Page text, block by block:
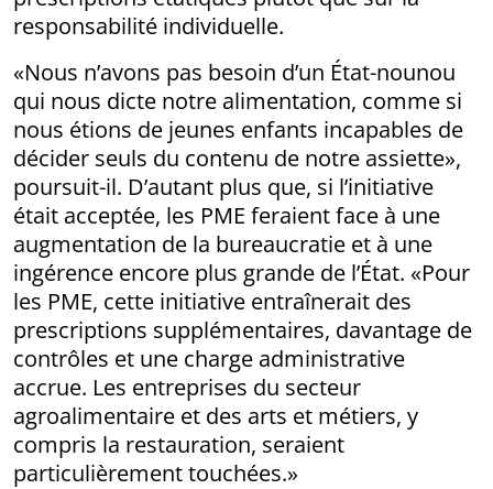
responsabilité individuelle.
«Nous n’avons pas besoin d’un État-nounou
qui nous dicte notre alimentation, comme si
nous étions de jeunes enfants incapables de
décider seuls du contenu de notre assiette»,
poursuit-il. D’autant plus que, si l’initiative
était acceptée, les PME feraient face à une
augmentation de la bureaucratie et à une
ingérence encore plus grande de l’État. «Pour
les PME, cette initiative entraînerait des
prescriptions supplémentaires, davantage de
contrôles et une charge administrative
accrue. Les entreprises du secteur
agroalimentaire et des arts et métiers, y
compris la restauration, seraient
particulièrement touchées.»